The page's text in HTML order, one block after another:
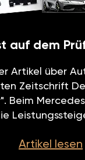
auf dem
Artikel über
Zeitschrift
Beim
Artikel lesen